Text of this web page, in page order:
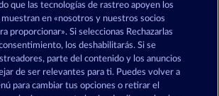
Splash
que las tecnologías de rastreo apoyen los
en «nosotros y nuestros socios
proporcionar». Si seleccionas Rechazarlas
los deshabilitarás. Si se
parte del contenido y los anuncios
de ser relevantes para ti. Puedes volver a
para cambiar tus opciones o retirar el